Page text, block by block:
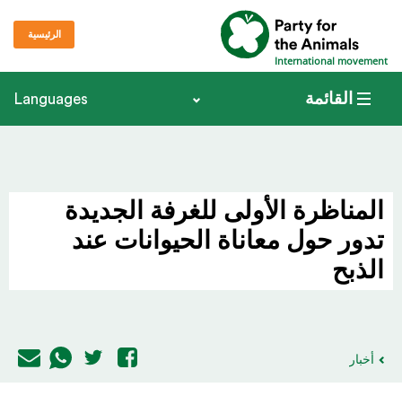
International movement
الرئيسية
القائمة Languages
المناظرة الأولى للغرفة الجديدة
تدور حول معاناة الحيوانات عند
الذبح
أخبار